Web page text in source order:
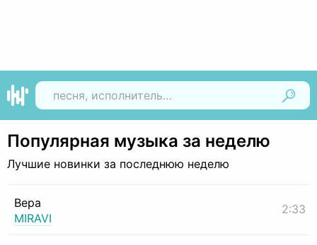
Популярная музыка за неделю
Лучшие новинки за последнюю неделю
Вера
MIRAVI
2:33